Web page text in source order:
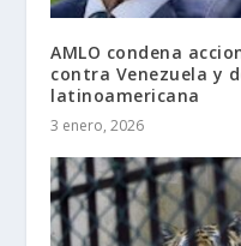
AMLO condena
contra Venezuela y
latinoamericana
3 enero, 2026